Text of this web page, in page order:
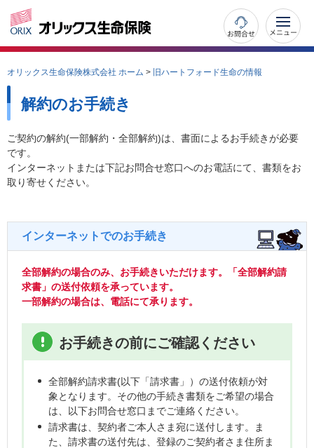
お問合せ
オリックス生命保険株式会社 ホーム > 旧ハートフォード生命の情報
解約のお手続き
ご契約の解約(一部解約・全部解約)は、書面によるお手続きが必要
です。
インターネットまたは下記お問合せ窓口へのお電話にて、書類をお
取り寄せください。
インターネットでのお手続き
全部解約の場合のみ、お手続きいただけます。「全部解約請
求書」の送付依頼を承っています。
一部解約の場合は、電話にて承ります。
お手続きの前にご確認ください
全部解約請求書(以下「請求書」）の送付依頼が対
象となります。その他の手続き書類をご希望の場合
は、以下お問合せ窓口までご連絡ください。
請求書は、契約者ご本人さま宛に送付します。ま
た、請求書の送付先は、登録のご契約者さま住所ま